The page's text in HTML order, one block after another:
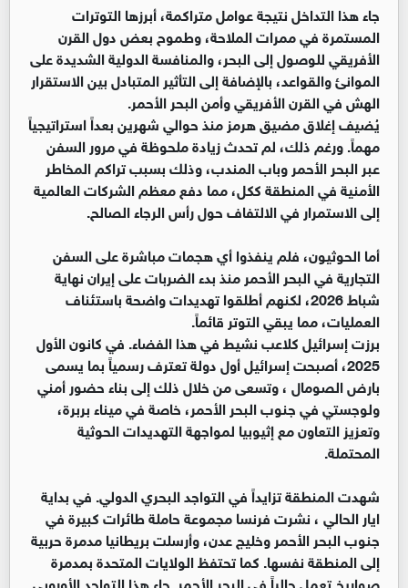
جاء هذا التداخل نتيجة عوامل متراكمة، أبرزها التوترات
المستمرة في ممرات الملاحة، وطموح بعض دول القرن
الأفريقي للوصول إلى البحر، والمنافسة الدولية الشديدة على
الموانئ والقواعد، بالإضافة إلى التأثير المتبادل بين الاستقرار
الهش في القرن الأفريقي وأمن البحر الأحمر.
يُضيف إغلاق مضيق هرمز منذ حوالي شهرين بعداً استراتيجياً
مهماً. ورغم ذلك، لم تحدث زيادة ملحوظة في مرور السفن
عبر البحر الأحمر وباب المندب، وذلك بسبب تراكم المخاطر
الأمنية في المنطقة ككل، مما دفع معظم الشركات العالمية
إلى الاستمرار في الالتفاف حول رأس الرجاء الصالح.
أما الحوثيون، فلم ينفذوا أي هجمات مباشرة على السفن
التجارية في البحر الأحمر منذ بدء الضربات على إيران نهاية
شباط 2026، لكنهم أطلقوا تهديدات واضحة باستئناف
العمليات، مما يبقي التوتر قائماً.
برزت إسرائيل كلاعب نشيط في هذا الفضاء. في كانون الأول
2025، أصبحت إسرائيل أول دولة تعترف رسمياً بما يسمى
بارض الصومال ، وتسعى من خلال ذلك إلى بناء حضور أمني
ولوجستي في جنوب البحر الأحمر، خاصة في ميناء بربرة،
وتعزيز التعاون مع إثيوبيا لمواجهة التهديدات الحوثية
المحتملة.
شهدت المنطقة تزايداً في التواجد البحري الدولي. في بداية
ايار الحالي ، نشرت فرنسا مجموعة حاملة طائرات كبيرة في
جنوب البحر الأحمر وخليج عدن، وأرسلت بريطانيا مدمرة حربية
إلى المنطقة نفسها. كما تحتفظ الولايات المتحدة بمدمرة
صواريخ تعمل حالياً في البحر الأحمر. جاء هذا التواجد الأوروبي